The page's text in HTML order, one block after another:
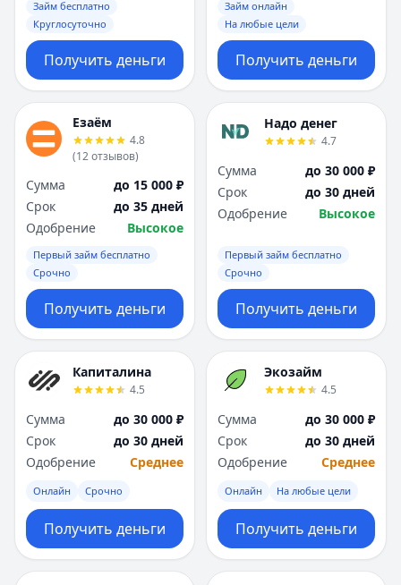
Займ бесплатно
Круглосуточно
Получить деньги
Займ онлайн
На любые цели
Получить деньги
Езаём
4.8
(12отзывов)
Сумма
до 15 000 ₽
Срок
до 35 дней
Одобрение
Высокое
Первый займ бесплатно
Срочно
Получить деньги
Надо денег
4.7
Сумма
до 30 000 ₽
Срок
до 30 дней
Одобрение
Высокое
Первый займ бесплатно
Срочно
Получить деньги
Капиталина
4.5
Сумма
до 30 000 ₽
Срок
до 30 дней
Одобрение
Среднее
Онлайн Срочно
Получить деньги
Экозайм
4.5
Сумма
до 30 000 ₽
Срок
до 30 дней
Одобрение
Среднее
Онлайн На любые цели
Получить деньги